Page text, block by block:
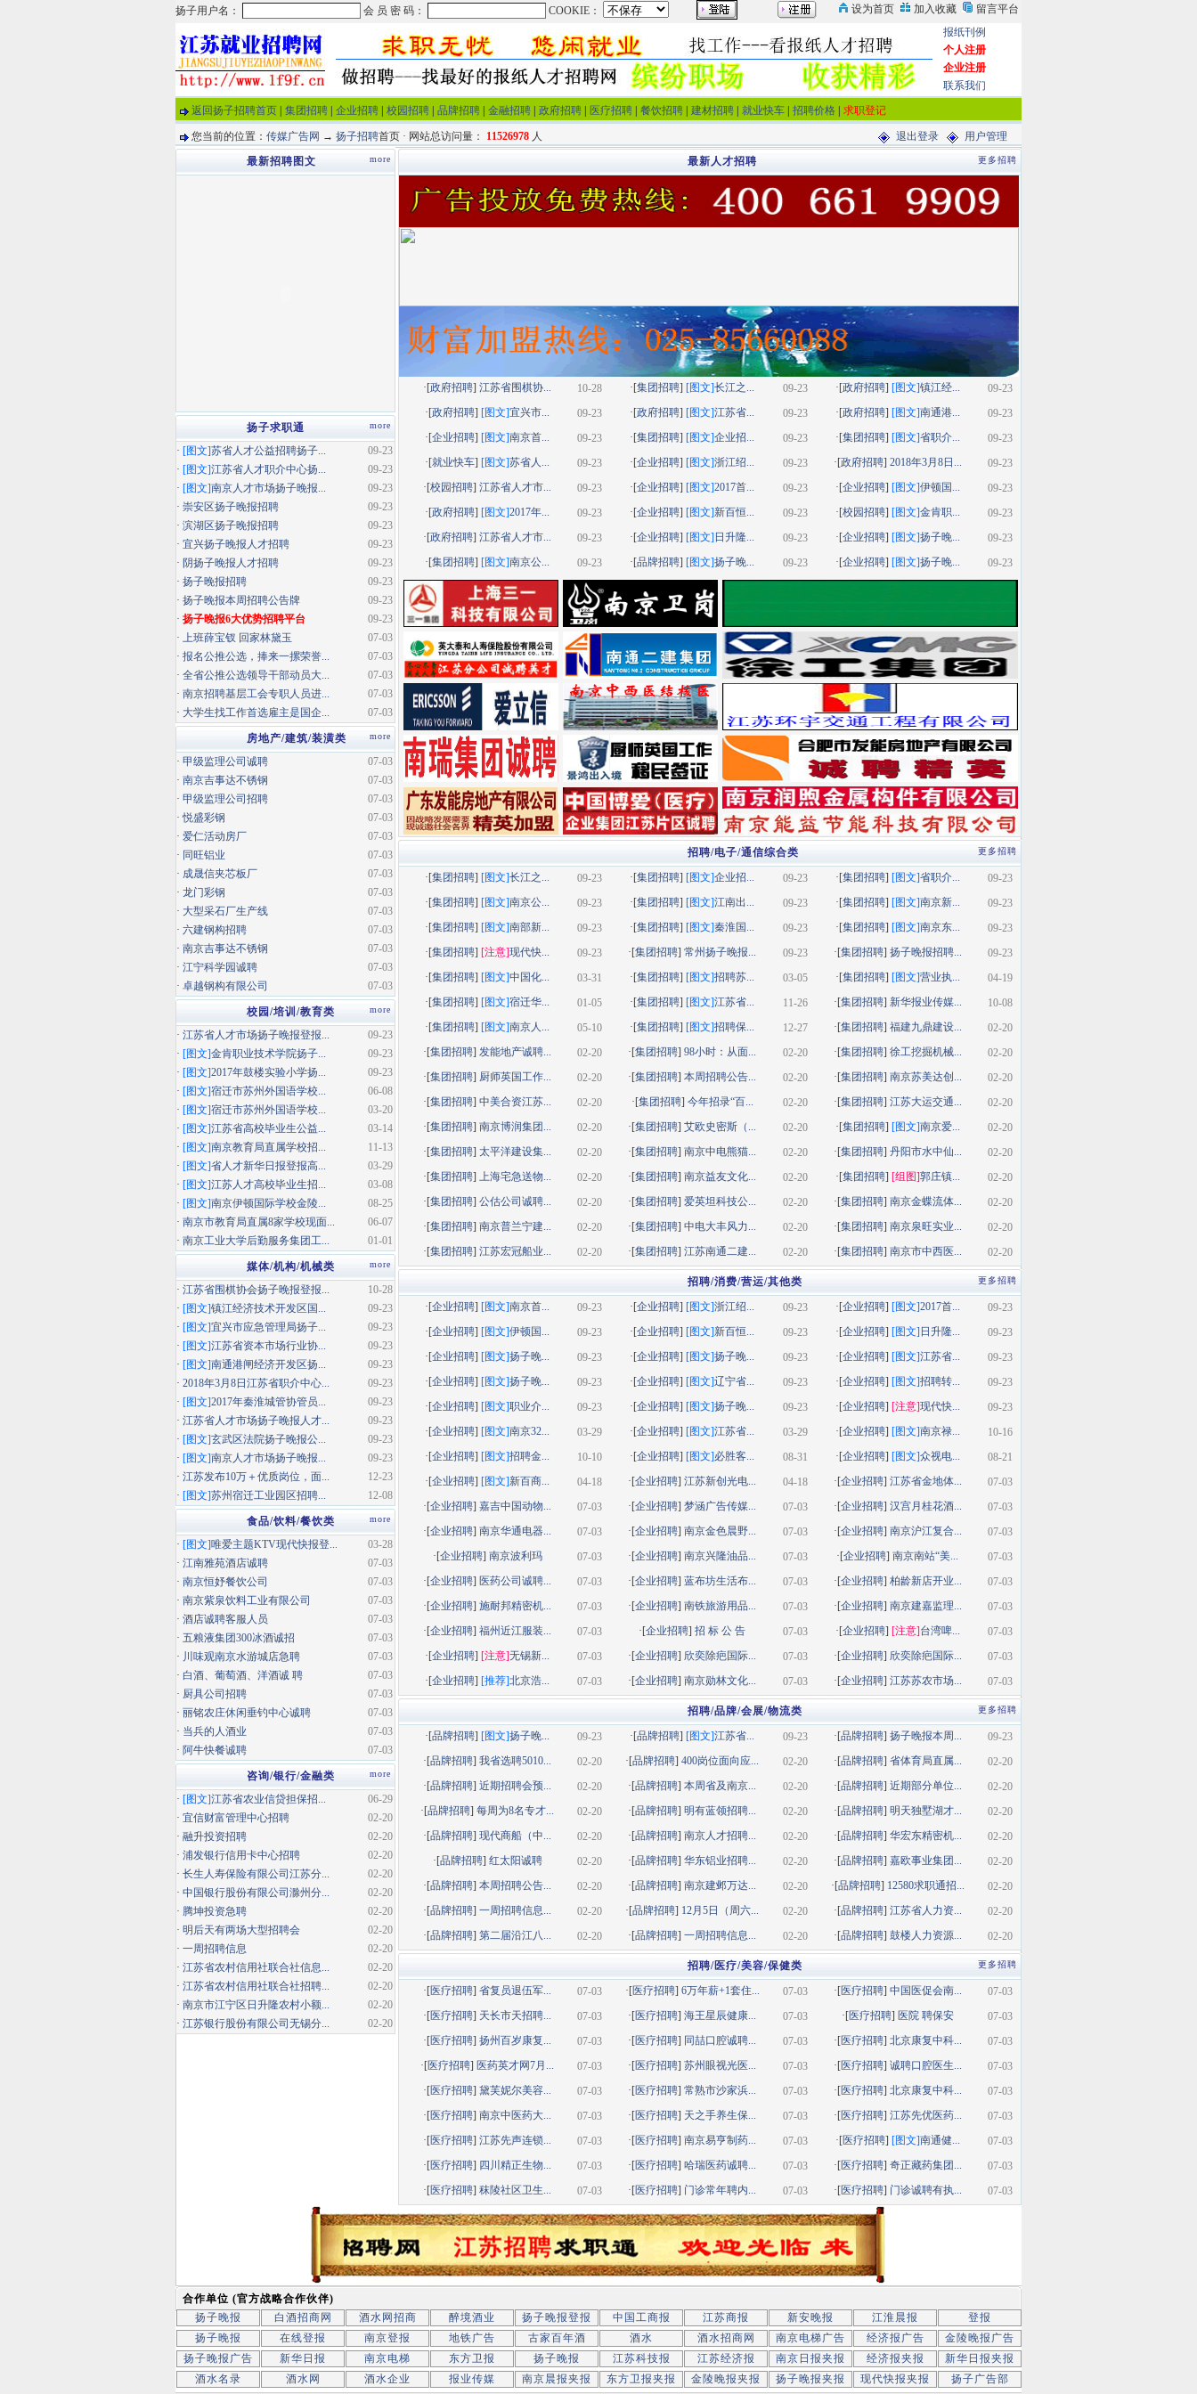
报纸刊例
个人注册
企业注册
联系我们
返回扬子招聘首页
集团招聘 企业招聘 校园招聘 品牌招聘 金融招聘 政府招聘 医疗招聘 餐饮招聘 建材招聘 就业快车 招聘价格 求职登记
您当前的位置： 传媒广告网 → 扬子招聘首页 · 网站总访问量： 11526978 人 退出登录 用户管理
更多招聘
最新人才招聘
10-28
·[政府招聘]江苏省围棋协... 09-23
·[集团招聘] [图文]长江之... 09-23
·[政府招聘] [图文]镇江经...
09-23
·[政府招聘] [图文]宜兴市... 09-23
·[政府招聘] [图文]江苏省... 09-23
·[政府招聘] [图文]南通港...
09-23
·[企业招聘] [图文]南京首... 09-23
·[集团招聘] [图文]企业招... 09-23
·[集团招聘] [图文]省职介...
09-23
·[就业快车] [图文]苏省人... 09-23
·[企业招聘] [图文]浙江绍... 09-23
·[政府招聘] 2018年3月8日...
09-23
·[校园招聘]江苏省人才市... 09-23
·[企业招聘] [图文]2017首... 09-23
·[企业招聘] [图文]伊顿国...
09-23
·[政府招聘] [图文]2017年... 09-23
·[企业招聘] [图文]新百恒... 09-23
·[校园招聘] [图文]金肯职...
09-23
·[政府招聘]江苏省人才市... 09-23
·[企业招聘] [图文] 日升隆... 09-23
·[企业招聘] [图文]扬子晚...
09-23
·[集团招聘] [图文]南京公... 09-23
·[品牌招聘] [图文]扬子晚... 09-23
·[企业招聘] [图文]扬子晚...
更多招聘
招聘/电子/通信综合类
09-23
·[集团招聘] [图文]长江之... 09-23
·[集团招聘] [图文]企业招... 09-23
·[集团招聘] [图文]省职介...
09-23
·[集团招聘] [图文]南京公... 09-23
·[集团招聘] [图文]江南出... 09-23
·[集团招聘] [图文]南京新...
09-23
·[集团招聘] [图文]南部新... 09-23
·[集团招聘] [图文]秦淮国... 09-23
·[集团招聘] [图文]南京东...
09-23
·[集团招聘] [注意]现代快... 09-23
·[集团招聘]常州扬子晚报... 09-23
·[集团招聘] 扬子晚报招聘...
03-31
·[集团招聘] [图文]中国化... 03-05
·[集团招聘] [图文]招聘苏... 04-19
·[集团招聘] [图文]营业执...
01-05
·[集团招聘] [图文]宿迁华... 11-26
·[集团招聘] [图文]江苏省... 10-08
·[集团招聘] 新华报业传媒...
05-10
·[集团招聘] [图文]南京人... 12-27
·[集团招聘] [图文]招聘保... 02-20
·[集团招聘] 福建九鼎建设...
02-20
·[集团招聘]发能地产诚聘... 02-20
·[集团招聘]98小时：从面... 02-20
·[集团招聘] 徐工挖掘机械...
02-20
·[集团招聘] 厨师英国工作... 02-20
·[集团招聘]本周招聘公告... 02-20
·[集团招聘] 南京苏美达创...
02-20
·[集团招聘]中美合资江苏... 02-20
·[集团招聘] 今年招录“百... 02-20
·[集团招聘] 江苏大运交通...
02-20
·[集团招聘]南京博润集团... 02-20
·[集团招聘]艾欧史密斯（... 02-20
·[集团招聘] [图文]南京爱...
02-20
·[集团招聘]太平洋建设集... 02-20
·[集团招聘]南京中电熊猫... 02-20
·[集团招聘] 丹阳市水中仙...
02-20
·[集团招聘]上海宅急送物... 02-20
·[集团招聘]南京益友文化... 02-20
·[集团招聘] [组图]郭庄镇...
02-20
·[集团招聘]公估公司诚聘... 02-20
·[集团招聘]爱英坦科技公... 02-20
·[集团招聘] 南京金蝶流体...
02-20
·[集团招聘]南京普兰宁建... 02-20
·[集团招聘]中电大丰风力... 02-20
·[集团招聘] 南京泉旺实业...
02-20
·[集团招聘]江苏宏冠船业... 02-20
·[集团招聘]江苏南通二建... 02-20
·[集团招聘] 南京市中西医...
更多招聘
招聘/消费/营运/其他类
09-23
·[企业招聘] [图文]南京首... 09-23
·[企业招聘] [图文]浙江绍... 09-23
·[企业招聘] [图文]2017首...
09-23
·[企业招聘] [图文]伊顿国... 09-23
·[企业招聘] [图文]新百恒... 09-23
·[企业招聘] [图文] 日升隆...
09-23
·[企业招聘] [图文]扬子晚... 09-23
·[企业招聘] [图文]扬子晚... 09-23
·[企业招聘] [图文]江苏省...
09-23
·[企业招聘] [图文]扬子晚... 09-23
·[企业招聘] [图文]辽宁省... 09-23
·[企业招聘] [图文]招聘转...
09-23
·[企业招聘] [图文]职业介... 09-23
·[企业招聘] [图文]扬子晚... 09-23
·[企业招聘] [注意]现代快...
03-29
·[企业招聘] [图文]南京32... 03-29
·[企业招聘] [图文]江苏省... 10-16
·[企业招聘] [图文]南京禄...
10-10
·[企业招聘] [图文]招聘金... 08-31
·[企业招聘] [图文]必胜客... 08-21
·[企业招聘] [图文]众视电...
04-18
·[企业招聘] [图文]新百商... 04-18
·[企业招聘]江苏新创光电... 07-03
·[企业招聘] 江苏省金地体...
07-03
·[企业招聘]嘉吉中国动物... 07-03
·[企业招聘]梦涵广告传媒... 07-03
·[企业招聘] 汉宫月桂花酒...
07-03
·[企业招聘]南京华通电器... 07-03
·[企业招聘]南京金色晨野... 07-03
·[企业招聘] 南京沪江复合...
07-03
·[企业招聘] 南京波利玛 07-03
·[企业招聘]南京兴隆油品... 07-03
·[企业招聘]南京南站“美...
07-03
·[企业招聘] 医药公司诚聘... 07-03
·[企业招聘]蓝布坊生活布... 07-03
·[企业招聘] 柏龄新店开业...
07-03
·[企业招聘]施耐邦精密机... 07-03
·[企业招聘]南铁旅游用品... 07-03
·[企业招聘] 南京建嘉监理...
07-03
·[企业招聘]福州近江服装... 07-03
·[企业招聘]招 标 公 告 07-03
·[企业招聘] [注意]台湾啤...
07-03
·[企业招聘] [注意]无锡新... 07-03
·[企业招聘] 欣奕除疤国际... 07-03
·[企业招聘] 欣奕除疤国际...
07-03
·[企业招聘] [推荐]北京浩... 07-03
·[企业招聘]南京勋林文化... 07-03
·[企业招聘] 江苏苏农市场...
更多招聘
招聘/品牌/会展/物流类
09-23
·[品牌招聘] [图文]扬子晚... 09-23
·[品牌招聘] [图文]江苏省... 09-23
·[品牌招聘] 扬子晚报本周...
02-20
·[品牌招聘]我省选聘5010... 02-20
·[品牌招聘]400岗位面向应... 02-20
·[品牌招聘] 省体育局直属...
02-20
·[品牌招聘]近期招聘会预... 02-20
·[品牌招聘]本周省及南京... 02-20
·[品牌招聘] 近期部分单位...
02-20
·[品牌招聘]每周为8名专才... 02-20
·[品牌招聘]明有蓝领招聘... 02-20
·[品牌招聘] 明天独墅湖才...
02-20
·[品牌招聘]现代商船（中... 02-20
·[品牌招聘]南京人才招聘... 02-20
·[品牌招聘] 华宏东精密机...
02-20
·[品牌招聘] 红太阳诚聘 02-20
·[品牌招聘]华东铝业招聘... 02-20
·[品牌招聘] 嘉欧事业集团...
02-20
·[品牌招聘]本周招聘公告... 02-20
·[品牌招聘]南京建邺万达... 02-20
·[品牌招聘] 12580求职通招...
02-20
·[品牌招聘]一周招聘信息... 02-20
·[品牌招聘] 12月5日（周六... 02-20
·[品牌招聘] 江苏省人力资...
02-20
·[品牌招聘]第二届沿江八... 02-20
·[品牌招聘]一周招聘信息... 02-20
·[品牌招聘] 鼓楼人力资源...
更多招聘
招聘/医疗/美容/保健类
07-03
·[医疗招聘]省复员退伍军... 07-03
·[医疗招聘] 6万年薪+1套住... 07-03
·[医疗招聘] 中国医促会南...
07-03
·[医疗招聘] 天长市天招聘... 07-03
·[医疗招聘]海王星辰健康... 07-03
·[医疗招聘] 医院 聘保安
07-03
·[医疗招聘]扬州百岁康复... 07-03
·[医疗招聘] 同喆口腔诚聘... 07-03
·[医疗招聘] 北京康复中科...
07-03
·[医疗招聘] 医药英才网7月... 07-03
·[医疗招聘]苏州眼视光医... 07-03
·[医疗招聘] 诚聘口腔医生...
07-03
·[医疗招聘]黛芙妮尔美容... 07-03
·[医疗招聘]常熟市沙家浜... 07-03
·[医疗招聘] 北京康复中科...
07-03
·[医疗招聘]南京中医药大... 07-03
·[医疗招聘] 天之手养生保... 07-03
·[医疗招聘] 江苏先优医药...
07-03
·[医疗招聘]江苏先声连锁... 07-03
·[医疗招聘]南京易亨制药... 07-03
·[医疗招聘] [图文]南通健...
07-03
·[医疗招聘] 四川精正生物... 07-03
·[医疗招聘]哈瑞医药诚聘... 07-03
·[医疗招聘] 奇正藏药集团...
07-03
·[医疗招聘]秣陵社区卫生... 07-03
·[医疗招聘] 门诊常年聘内... 07-03
·[医疗招聘] 门诊诚聘有执...
more
最新招聘图文
more
扬子求职通
09-23
· [图文]苏省人才公益招聘扬子...
09-23
· [图文]江苏省人才职介中心扬...
09-23
· [图文]南京人才市场扬子晚报...
09-23
· 崇安区扬子晚报招聘
09-23
· 滨湖区扬子晚报招聘
09-23
· 宜兴扬子晚报人才招聘
09-23
· 阴扬子晚报人才招聘
09-23
· 扬子晚报招聘
09-23
· 扬子晚报本周招聘公告牌
09-23
· 扬子晚报6大优势招聘平台
07-03
· 上班薛宝钗 回家林黛玉
07-03
· 报名公推公选，捧来一摞荣誉...
07-03
· 全省公推公选领导干部动员大...
07-03
· 南京招聘基层工会专职人员进...
07-03
· 大学生找工作首选雇主是国企...
more
房地产/建筑/装潢类
07-03
· 甲级监理公司诚聘
07-03
· 南京吉事达不锈钢
07-03
· 甲级监理公司招聘
07-03
·悦盛彩钢
07-03
· 爱仁活动房厂
07-03
· 同旺铝业
07-03
· 成晟信夹芯板厂
07-03
· 龙门彩钢
07-03
· 大型采石厂生产线
07-03
· 六建钢构招聘
07-03
· 南京吉事达不锈钢
07-03
· 江宁科学园诚聘
07-03
· 卓越钢构有限公司
more
校园/培训/教育类
09-23
· 江苏省人才市场扬子晚报登报...
09-23
· [图文]金肯职业技术学院扬子...
09-23
· [图文]2017年鼓楼实验小学扬...
06-08
· [图文]宿迁市苏州外国语学校...
03-20
· [图文]宿迁市苏州外国语学校...
03-14
· [图文]江苏省高校毕业生公益...
11-13
· [图文]南京教育局直属学校招...
03-29
· [图文]省人才新华日报登报高...
03-08
· [图文]江苏人才高校毕业生招...
08-25
· [图文]南京伊顿国际学校金陵...
06-07
· 南京市教育局直属8家学校现面...
01-01
· 南京工业大学后勤服务集团工...
more
媒体/机构/机械类
10-28
· 江苏省围棋协会扬子晚报登报...
09-23
· [图文]镇江经济技术开发区国...
09-23
· [图文]宜兴市应急管理局扬子...
09-23
· [图文]江苏省资本市场行业协...
09-23
· [图文]南通港闸经济开发区扬...
09-23
· 2018年3月8日江苏省职介中心...
09-23
· [图文]2017年秦淮城管协管员...
09-23
· 江苏省人才市场扬子晚报人才...
09-23
· [图文]玄武区法院扬子晚报公...
09-23
· [图文]南京人才市场扬子晚报...
12-23
· 江苏发布10万＋优质岗位，面...
12-08
· [图文]苏州宿迁工业园区招聘...
more
食品/饮料/餐饮类
03-28
· [图文]唯爱主题KTV现代快报登...
07-03
· 江南雅苑酒店诚聘
07-03
· 南京恒妤餐饮公司
07-03
· 南京紫泉饮料工业有限公司
07-03
· 酒店诚聘客服人员
07-03
· 五粮液集团300冰酒诚招
07-03
· 川味观南京水游城店急聘
07-03
· 白酒、葡萄酒、洋酒诚 聘
07-03
· 厨具公司招聘
07-03
· 丽铭农庄休闲垂钓中心诚聘
07-03
· 当兵的人酒业
07-03
· 阿牛快餐诚聘
more
咨询/银行/金融类
06-29
· [图文]江苏省农业信贷担保招...
02-20
· 宜信财富管理中心招聘
02-20
· 融升投资招聘
02-20
· 浦发银行信用卡中心招聘
02-20
· 长生人寿保险有限公司江苏分...
02-20
· 中国银行股份有限公司滁州分...
02-20
· 腾坤投资急聘
02-20
· 明后天有两场大型招聘会
02-20
· 一周招聘信息
02-20
· 江苏省农村信用社联合社信息...
02-20
· 江苏省农村信用社联合社招聘...
02-20
· 南京市江宁区日升隆农村小额...
02-20
· 江苏银行股份有限公司无锡分...
合作单位 (官方战略合作伙伴)
扬子晚报
白酒招商网 酒水网招商 醉境酒业 扬子晚报登报 中国工商报 江苏商报 新安晚报 江淮晨报
登报
扬子晚报
在线登报 南京登报 地铁广告 古家百年酒 酒水 酒水招商网 南京电梯广告 经济报广告
金陵晚报广告
扬子晚报广告
新华日报 南京电梯 东方卫报 扬子晚报 江苏科技报 江苏经济报 南京日报夹报 经济报夹报
新华日报夹报
酒水名录
酒水网 酒水企业 报业传媒 南京晨报夹报 东方卫报夹报 金陵晚报夹报 扬子晚报夹报 现代快报夹报 扬子广告部